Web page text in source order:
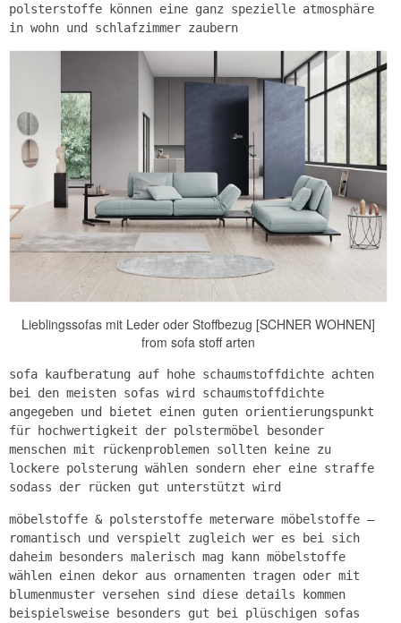
polsterstoffe können eine ganz spezielle atmosphäre
in wohn und schlafzimmer zaubern
Lieblingssofas mit Leder oder Stoffbezug [SCHNER WOHNEN]
from sofa stoff arten
sofa kaufberatung auf hohe schaumstoffdichte achten
bei den meisten sofas wird schaumstoffdichte
angegeben und bietet einen guten orientierungspunkt
für hochwertigkeit der polstermöbel besonder
menschen mit rückenproblemen sollten keine zu
lockere polsterung wählen sondern eher eine straffe
sodass der rücken gut unterstützt wird
möbelstoffe & polsterstoffe meterware möbelstoffe –
romantisch und verspielt zugleich wer es bei sich
daheim besonders malerisch mag kann möbelstoffe
wählen einen dekor aus ornamenten tragen oder mit
blumenmuster versehen sind diese details kommen
beispielsweise besonders gut bei plüschigen sofas